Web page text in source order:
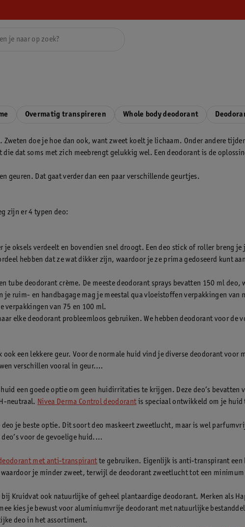
Overmatig transpireren Whole body deodorant
doe je hoe dan ook, want zweet koelt je lichaam. Onder andere
dat soms met zich meebrengt gelukkig wel. Een deodorant is de
geuren. Dat gaat verder dan een paar verschillende geurtjes.
zijn er 4 typen deo:
je oksels verdeelt en bovendien snel droogt. Een deo stick of roller breng
hebben dat ze wat dikker zijn, waardoor je ze prima gedoseerd kunt
tube deodorant crème. De meeste deodorant sprays bevatten 150 ml
ruim- en handbagage mag je meestal qua vloeistoffen verpakkingen
verpakkingen van 75 en 100 ml.
elke deodorant probleemloos gebruiken. We hebben deodorant voor de
ook een lekkere geur. Voor de normale huid vind je diverse deodorant
verschillen vooral in geur.
een goede optie om geen huidirritaties te krijgen. Deze deo’s bevatten
neutraal. Nivea Derma Control deodorantis speciaal ontwikkeld om je huid
je beste optie. Dit soort deo maskeert zweetlucht, maar is wel
voor de gevoelige huid.
met anti-transpirantte gebruiken. Eigenlijk is anti-transpirant een
je minder zweet, terwijl de deodorant zweetlucht tot een
Kruidvat ook natuurlijke of geheel plantaardige deodorant. Merken als
kies je bewust voor aluminiumvrije deodorant met natuurlijke
deo in het assortiment.